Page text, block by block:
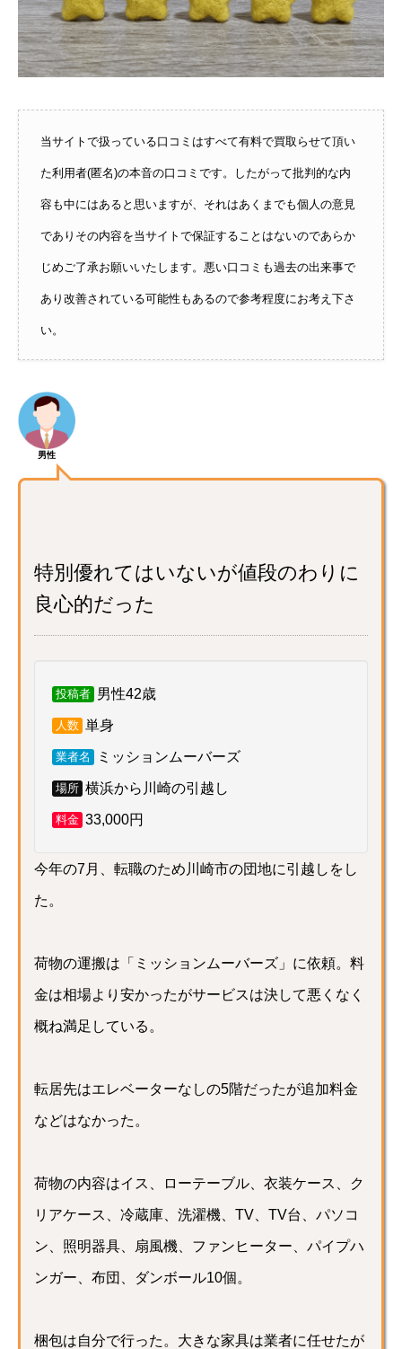
当サイトで扱っている口コミはすべて有料で買取らせて頂い
た利用者(匿名)の本音の口コミです。したがって批判的な内
容も中にはあると思いますが、それはあくまでも個人の意見
でありその内容を当サイトで保証することはないのであらか
じめご了承お願いいたします。悪い口コミも過去の出来事で
あり改善されている可能性もあるので参考程度にお考え下さ
い。
男性
特別優れてはいないが値段のわりに
良心的だった
投稿者 男性42歳
人数 単身
業者名 ミッションムーバーズ
場所 横浜から川崎の引越し
料金 33,000円
今年の7月、転職のため川崎市の団地に引越しをし
た。
荷物の運搬は「ミッションムーバーズ」に依頼。料
金は相場より安かったがサービスは決して悪くなく
概ね満足している。
転居先はエレベーターなしの5階だったが追加料金
などはなかった。
荷物の内容はイス、ローテーブル、衣装ケース、ク
リアケース、冷蔵庫、洗濯機、TV、TV台、パソコ
ン、照明器具、扇風機、ファンヒーター、パイプハ
ンガー、布団、ダンボール10個。
梱包は自分で行った。大きな家具は業者に任せたが